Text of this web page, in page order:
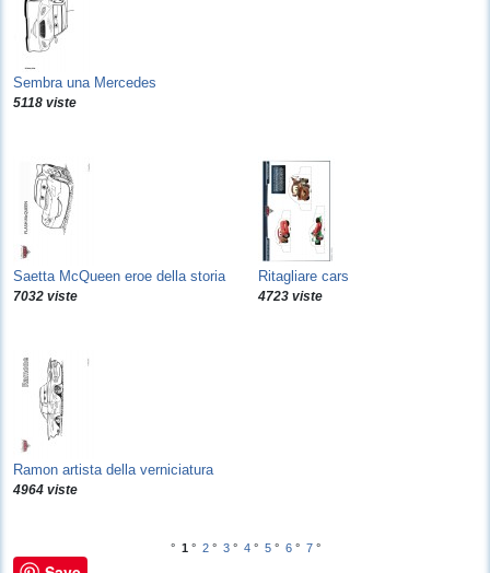
Sembra una Mercedes
5118 viste
Saetta McQueen eroe della storia
7032 viste
Ritagliare cars
4723 viste
Ramon artista della verniciatura
4964 viste
° 1 ° 2° 3° 4° 5° 6° 7°